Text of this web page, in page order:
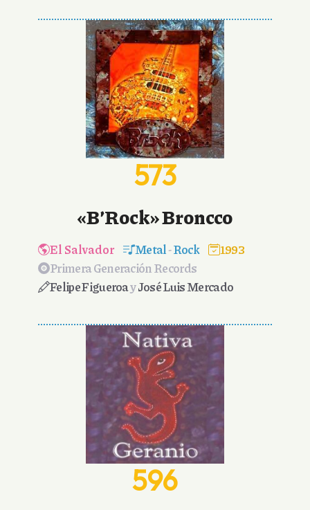
573
«B’Rock» Broncco
El Salvador Metal -Rock
1993
Primera Generación Records
Felipe FigueroayJosé Luis Mercado
596